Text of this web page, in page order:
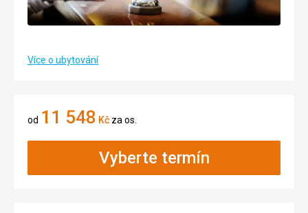
Více o ubytování
od 11 548 Kč za os.
Vyberte termín